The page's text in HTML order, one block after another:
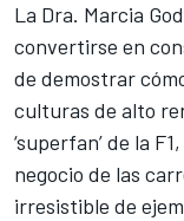
La Dra. Marcia
convertirse en
de demostrar
culturas de alto
‘superfan’ de la
negocio de las
irresistible de